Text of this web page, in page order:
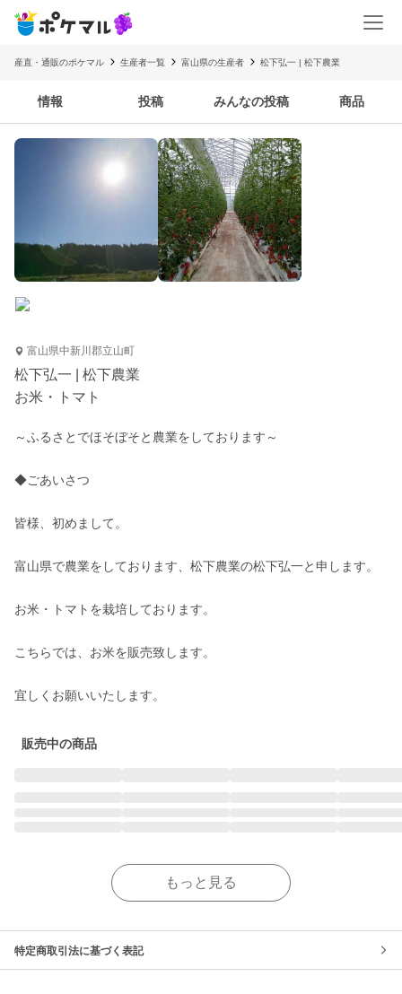
産直・通販のポケマル 生産者一覧 富山県の生産者 松下弘一 | 松下農業
情報 投稿 みんなの投稿 商品
富山県中新川郡立山町
松下弘一 | 松下農業
お米・トマト
～ふるさとでほそぼそと農業をしております～
◆ごあいさつ
皆様、初めまして。
富山県で農業をしております、松下農業の松下弘一と申します。
お米・トマトを栽培しております。
こちらでは、お米を販売致します。
宜しくお願いいたします。
販売中の商品
もっと見る
特定商取引法に基づく表記